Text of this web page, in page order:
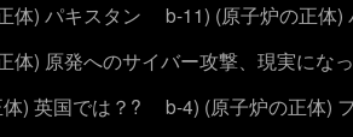
体) パキスタン
b-11) (原子炉の正体)
体) 原発へのサイバー攻撃、現実にな
) 英国では？?
b-4) (原子炉の正体)